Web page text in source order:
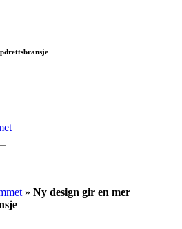
» Ny design gir en mer